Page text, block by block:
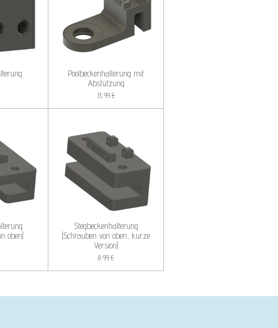
Poolbeckenhalterung mit
Abstützung
13,99 €
oben)
Stegbeckenhalterung
(Schrauben von oben, kurze
Version)
8,99 €